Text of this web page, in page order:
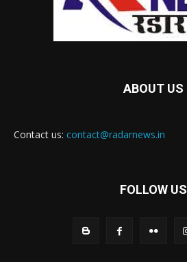
ABOUT US
Contact us: contact@radarnews.in
FOLLOW US